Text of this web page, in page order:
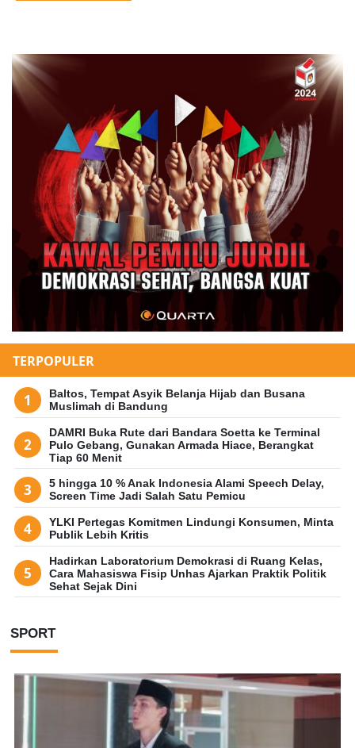
TERPOPULER
Baltos, Tempat Asyik Belanja Hijab dan Busana
Muslimah di Bandung
DAMRI Buka Rute dari Bandara Soetta ke Terminal
Pulo Gebang, Gunakan Armada Hiace, Berangkat
Tiap 60 Menit
5 hingga 10 % Anak Indonesia Alami Speech Delay,
Screen Time Jadi Salah Satu Pemicu
YLKI Pertegas Komitmen Lindungi Konsumen, Minta
Publik Lebih Kritis
Hadirkan Laboratorium Demokrasi di Ruang Kelas,
Cara Mahasiswa Fisip Unhas Ajarkan Praktik Politik
Sehat Sejak Dini
SPORT